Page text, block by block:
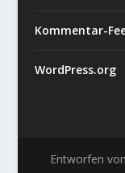
Kommentar-
WordPress.org
Entworfen von